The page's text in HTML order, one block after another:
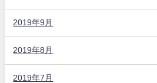
2019年9月
2019年8月
2019年7月